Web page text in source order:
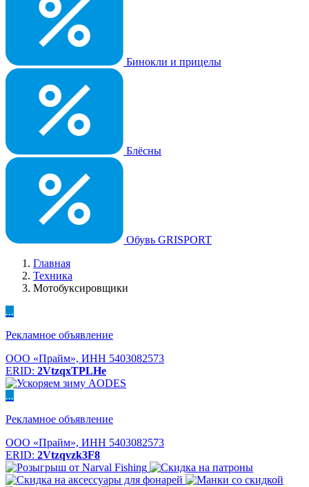
Бинокли и прицелы
Блёсны
Обувь GRISPORT
Главная
Техника
Мотобуксировщики
...
Рекламное объявление
ООО «Прайм», ИНН 5403082573
ERID: 2VtzqxTPLHe
...
Рекламное объявление
ООО «Прайм», ИНН 5403082573
ERID: 2Vtzqvzk3F8